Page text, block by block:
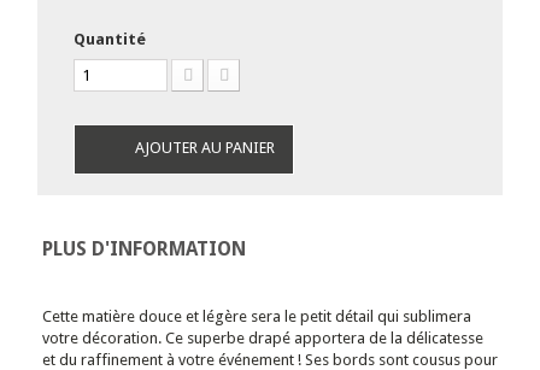
Quantité
AJOUTER AU PANIER
PLUS D'INFORMATION
Cette matière douce et légère sera le petit détail qui sublimera
votre décoration. Ce superbe drapé apportera de la délicatesse
et du raffinement à votre événement ! Ses bords sont cousus pour